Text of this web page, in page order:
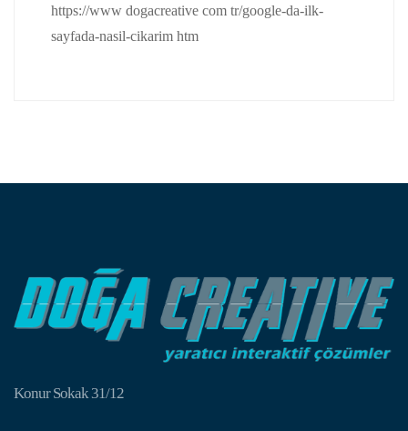
https://www dogacreative com tr/google-da-ilk-
sayfada-nasil-cikarim htm
Konur Sokak 31/12